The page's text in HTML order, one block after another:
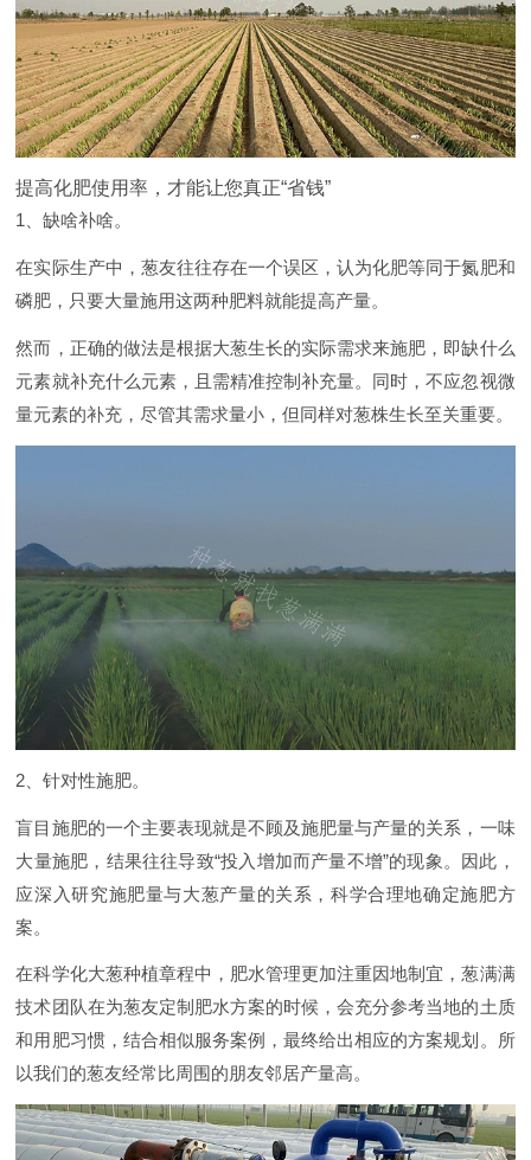
提高化肥使用率，才能让您真正“省钱”
1、缺啥补啥。
在实际生产中，葱友往往存在一个误区，认为化肥等同于氮肥和
磷肥，只要大量施用这两种肥料就能提高产量。
然而，正确的做法是根据大葱生长的实际需求来施肥，即缺什么
元素就补充什么元素，且需精准控制补充量。同时，不应忽视微
量元素的补充，尽管其需求量小，但同样对葱株生长至关重要。
2、针对性施肥。
盲目施肥的一个主要表现就是不顾及施肥量与产量的关系，一味
大量施肥，结果往往导致“投入增加而产量不增”的现象。因此，
应深入研究施肥量与大葱产量的关系，科学合理地确定施肥方
案。
在科学化大葱种植章程中，肥水管理更加注重因地制宜，葱满满
技术团队在为葱友定制肥水方案的时候，会充分参考当地的土质
和用肥习惯，结合相似服务案例，最终给出相应的方案规划。所
以我们的葱友经常比周围的朋友邻居产量高。